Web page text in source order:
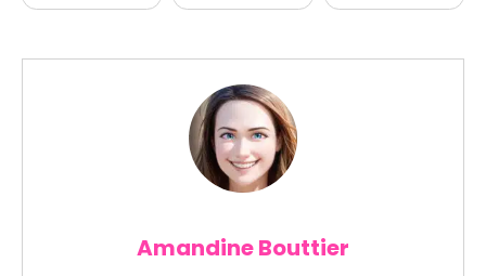
Amandine Bouttier